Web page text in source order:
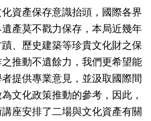
資產保存意識抬頭，國際各界
產莫不戳力保存，本局近幾年
、歷史建築等珍貴文化財之保
推動不遺餘力 ，我們更希望能
提供專業意見，並汲取國際間
文化政策推動的參考，因此，
座安排了二場與文化資產有關